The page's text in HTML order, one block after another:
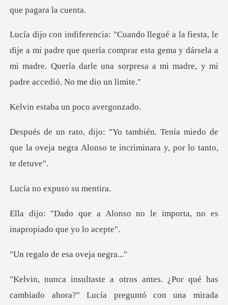
i padre que quería comprar esta gema y dársela a
mi madre. Quería da
ba un poco
nía miedo de
que la oveja negra Alonso te
expuso su
so no le importa, no es
ina
de esa ovej
tes. ¿Por qué has
cambiado ahora?" L